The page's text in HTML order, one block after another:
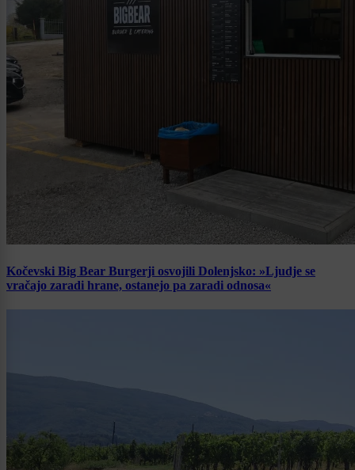
Kočevski Big Bear Burgerji osvojili Dolenjsko: »Ljudje se
vračajo zaradi hrane, ostanejo pa zaradi odnosa«